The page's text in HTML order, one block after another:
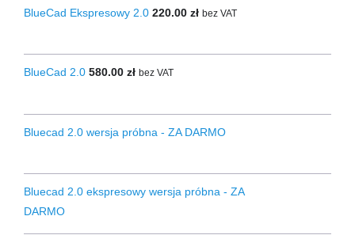
BlueCad Ekspresowy 2.0 220.00 zł bez VAT
BlueCad 2.0 580.00 zł bez VAT
Bluecad 2.0 wersja próbna - ZA DARMO
Bluecad 2.0 ekspresowy wersja próbna - ZA
DARMO